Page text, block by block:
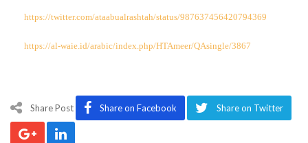
https://twitter.com/ataabualrashtah/status/987637456420794369
https://al-waie.id/arabic/index.php/HTAmeer/QAsingle/3867
Share Post Share on Facebook Share on Twitter